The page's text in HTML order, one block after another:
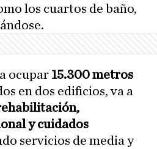
los cuartos de baño,
ocupar 15.300 metros
en dos edificios, va a
y cuidados
servicios de media y